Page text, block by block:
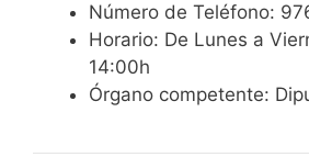
Número de Teléfono:
Horario: De Lunes a
14:00h
Órgano competente: